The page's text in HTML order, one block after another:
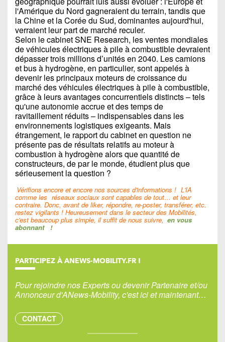
l'Amérique du Nord gagneraient du terrain, tandis que
la Chine et la Corée du Sud, dominantes aujourd'hui,
verraient leur part de marché reculer.
Selon le cabinet SNE Research, les ventes mondiales
de véhicules électriques à pile à combustible devraient
dépasser trois millions d’unités en 2040. Les camions
et bus à hydrogène, en particulier, sont appelés à
devenir les principaux moteurs de croissance du
marché des véhicules électriques à pile à combustible,
grâce à leurs avantages concurrentiels distincts – tels
qu'une autonomie accrue et des temps de
ravitaillement réduits – indispensables dans les
environnements logistiques exigeants. Mais
étrangement, le rapport du cabinet en question ne
présente pas de résultats relatifs au moteur à
combustion à hydrogène alors que quantité de
constructeurs, de par le monde, étudient plus que
sérieusement la question ?
Vérifions encore et encore nos sources d'informations ! L'IA
comme les réseaux sociaux sont capables de tout… et leur
contraire. Donc, avant de liker, répondre, re-poster, transférer, etc.
restez vigilants ! Heureusement dans le secteur des Mobilités,
c'est beaucoup plus simple, il suffit de nous suivre, en vous
abonnant !
PARTICIPEZ À ANEWS-MOBILITY.FR !
Pour rejoindre nos Experts ou devenir Partenaire et/ou
Annonceur d'ANews-Mobility, c'est ici et maintenant…
CONTACT